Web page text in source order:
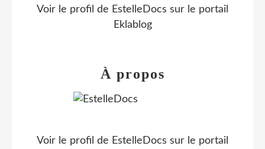
Voir le profil de EstelleDocs sur le portail
Eklablog
À propos
Voir le profil de EstelleDocs sur le portail